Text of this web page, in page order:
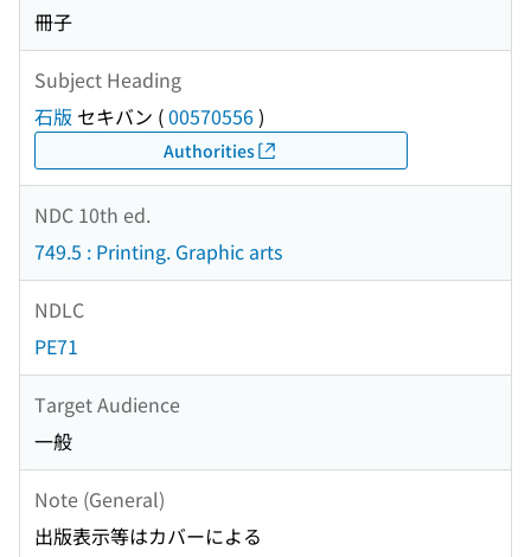
冊子
Subject Heading
石版 セキバン (00570556)
Authorities
NDC 10th ed.
749.5 : Printing. Graphic arts
NDLC
PE71
Target Audience
一般
Note (General)
出版表示等はカバーによる